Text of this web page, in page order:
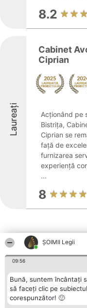
ȘOIMII Legii
09:56
Bună, suntem încântați
să faceți clic pe
corespunzător! 🙂
8.2
Laureați
Cabinet
Ciprian
Acționând pe
Bistrița,
Ciprian se
față de
furnizarea
experiență
...
8
Alte firme
Organizator Ranking
BRIGHT SOLUTIONS BR SRL